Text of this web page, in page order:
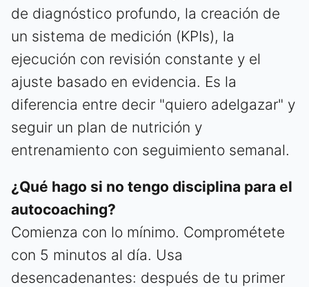
de diagnóstico profundo, la creación de
un sistema de medición (KPIs), la
ejecución con revisión constante y el
ajuste basado en evidencia. Es la
diferencia entre decir "quiero adelgazar" y
seguir un plan de nutrición y
entrenamiento con seguimiento semanal.
¿Qué hago si no tengo disciplina para el
autocoaching?
Comienza con lo mínimo. Comprométete
con 5 minutos al día. Usa
desencadenantes: después de tu primer